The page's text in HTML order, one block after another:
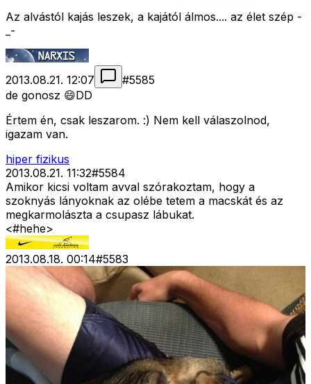
Az alvástól kajás leszek, a kajától álmos.... az élet szép -
_-
2013.08.21. 12:07 #5585
de gonosz 😄DD
Értem én, csak leszarom. :) Nem kell válaszolnod,
igazam van.
hiper fizikus
2013.08.21. 11:32#5584
Amikor kicsi voltam avval szórakoztam, hogy a
szoknyás lányoknak az olébe tetem a macskát és az
megkarmolászta a csupasz lábukat.
<#hehe>
2013.08.18. 00:14#5583